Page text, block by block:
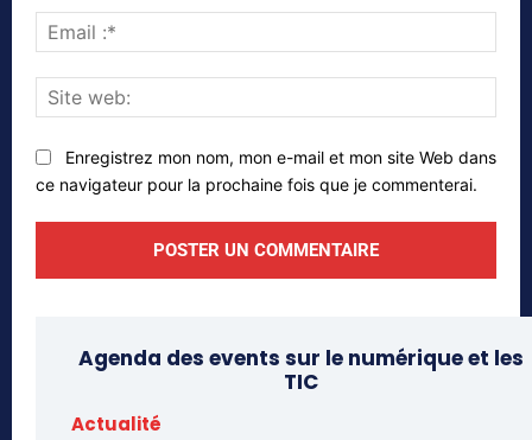
:*
web:
Enregistrez mon nom, mon e-mail et mon site Web dans
ce navigateur pour la prochaine fois que je commenterai.
Agenda des events sur le numérique et les
TIC
Actualité